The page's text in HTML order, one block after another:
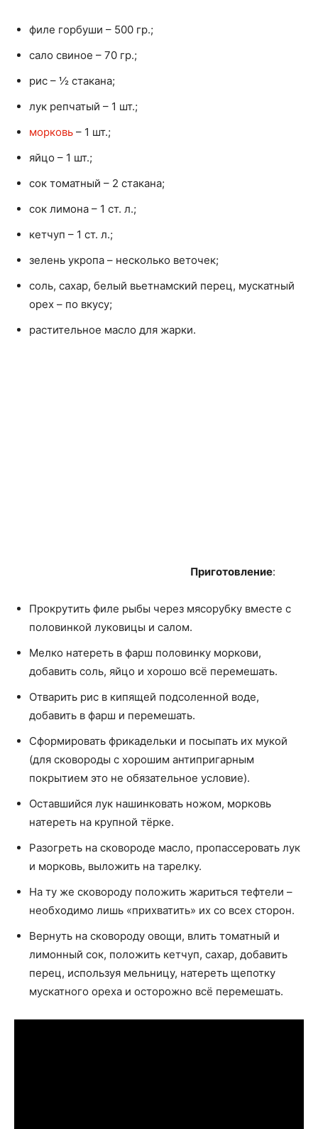
филе горбуши – 500 гр.;
сало свиное – 70 гр.;
рис – ½ стакана;
лук репчатый – 1 шт.;
морковь – 1 шт.;
яйцо – 1 шт.;
сок томатный – 2 стакана;
сок лимона – 1 ст. л.;
кетчуп – 1 ст. л.;
зелень укропа – несколько веточек;
соль, сахар, белый вьетнамский перец, мускатный
орех – по вкусу;
растительное масло для жарки.
Приготовление:
Прокрутить филе рыбы через мясорубку вместе с
половинкой луковицы и салом.
Мелко натереть в фарш половинку моркови,
добавить соль, яйцо и хорошо всё перемешать.
Отварить рис в кипящей подсоленной воде,
добавить в фарш и перемешать.
Сформировать фрикадельки и посыпать их мукой
(для сковороды с хорошим антипригарным
покрытием это не обязательное условие).
Оставшийся лук нашинковать ножом, морковь
натереть на крупной тёрке.
Разогреть на сковороде масло, пропассеровать лук
и морковь, выложить на тарелку.
На ту же сковороду положить жариться тефтели –
необходимо лишь «прихватить» их со всех сторон.
Вернуть на сковороду овощи, влить томатный и
лимонный сок, положить кетчуп, сахар, добавить
перец, используя мельницу, натереть щепотку
мускатного ореха и осторожно всё перемешать.